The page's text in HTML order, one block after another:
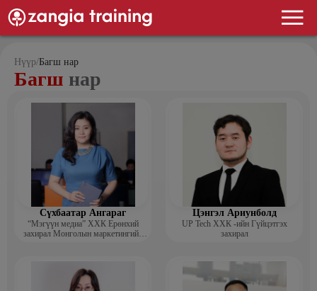
Нүүр/Багш нар
Багш нар
Сүхбаатар Ангараг
“Мэгүүн медиа” ХХК Ерөнхий
захирал Монголын маркетингийн
Цэнгэл Ариунболд
UP Tech ХХК -ийн Гүйцэтгэх
захирал